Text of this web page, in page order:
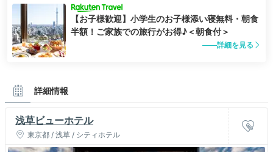
【お子様歓迎】小学生のお子様添い寝無料・朝食
半額！ご家族での旅行がお得♪＜朝食付＞
詳細を見る
詳細情報
浅草ビューホテル
東京都 / 浅草 / シティホテル